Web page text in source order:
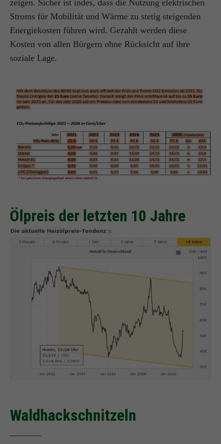
zeigen. Sicher ist indes, dass die Nutzung elektrischen
Stroms für Mobilität und Wärme zu stetig steigenden
Energiekosten führen wird. Gezahlt werden diese
Kosten von allen Bürgern ohne Rücksicht auf ihre
soziale Lage.
Ölpreis der letzten 10 Jahre
Waldhackschnitzeln